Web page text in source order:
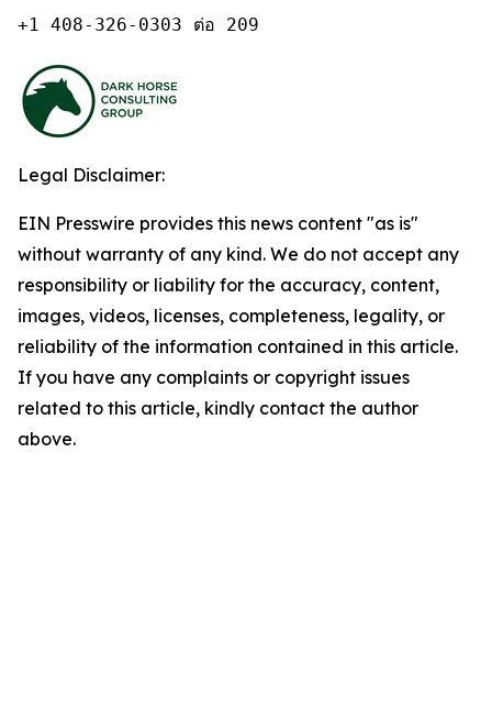
+1 408-326-0303 ต่อ 209
Legal Disclaimer:
EIN Presswire provides this news content "as is"
without warranty of any kind. We do not accept any
responsibility or liability for the accuracy, content,
images, videos, licenses, completeness, legality, or
reliability of the information contained in this article.
If you have any complaints or copyright issues
related to this article, kindly contact the author
above.